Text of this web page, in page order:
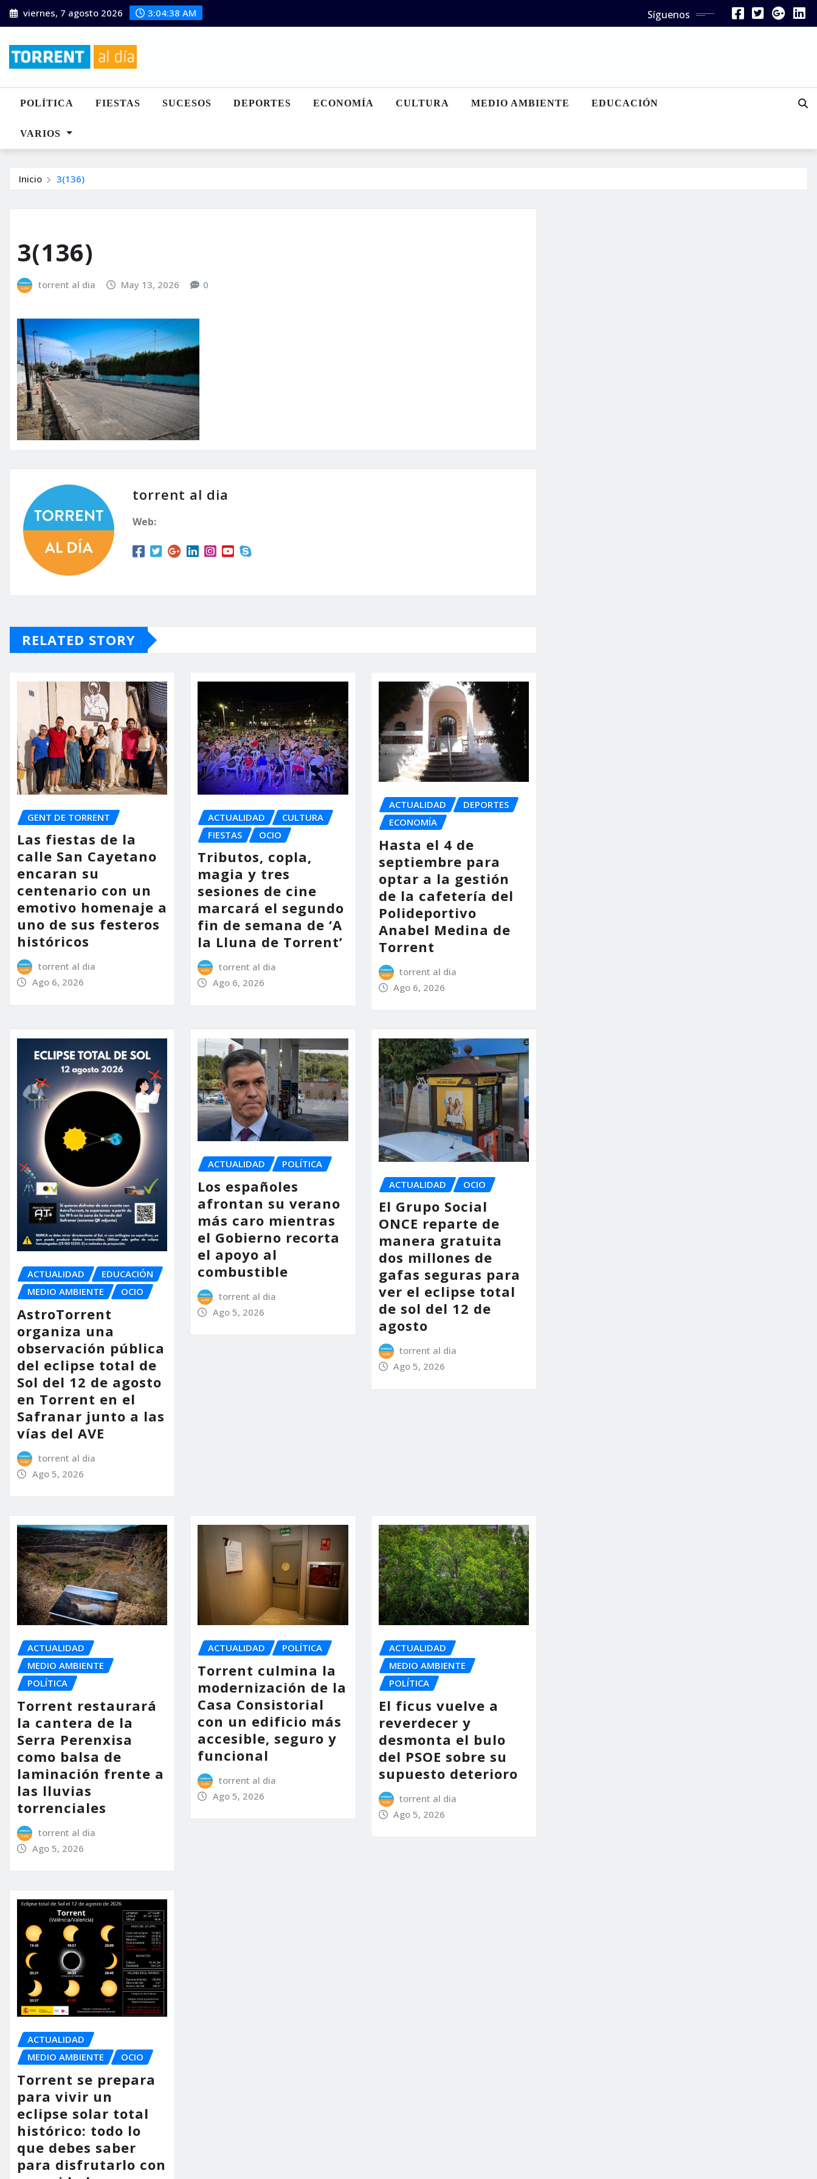
Saltar
al
viernes, 7 agosto 2026 3:04:39 AM Síguenos
POLÍTICA FIESTAS SUCESOS DEPORTES ECONOMÍA CULTURA MEDIO AMBIENTE EDUCACIÓN
VARIOS
Inicio 3(136)
3(136)
torrent al dia May 13, 2026 0
torrent al dia
Web:
RELATED STORY
GENT DE TORRENT
Las fiestas de la
calle San Cayetano
encaran su
centenario con un
emotivo homenaje a
uno de sus festeros
históricos
torrent al dia
Ago 6, 2026
ACTUALIDAD
CULTURA
FIESTAS
OCIO
Tributos, copla,
magia y tres
sesiones de cine
marcará el segundo
fin de semana de ‘A
la Lluna de Torrent’
torrent al dia
Ago 6, 2026
ACTUALIDAD
DEPORTES
ECONOMÍA
Hasta el 4 de
septiembre para
optar a la gestión
de la cafetería del
Polideportivo
Anabel Medina de
Torrent
torrent al dia
Ago 6, 2026
ACTUALIDAD
EDUCACIÓN
MEDIO AMBIENTE
OCIO
AstroTorrent
organiza una
observación pública
del eclipse total de
Sol del 12 de agosto
en Torrent en el
Safranar junto a las
vías del AVE
torrent al dia
Ago 5, 2026
ACTUALIDAD POLÍTICA
Los españoles
afrontan su verano
más caro mientras
el Gobierno recorta
el apoyo al
combustible
torrent al dia
Ago 5, 2026
ACTUALIDAD OCIO
El Grupo Social
ONCE reparte de
manera gratuita
dos millones de
gafas seguras para
ver el eclipse total
de sol del 12 de
agosto
torrent al dia
Ago 5, 2026
ACTUALIDAD
MEDIO AMBIENTE
POLÍTICA
Torrent restaurará
la cantera de la
Serra Perenxisa
como balsa de
laminación frente a
las lluvias
torrenciales
torrent al dia
Ago 5, 2026
ACTUALIDAD POLÍTICA
Torrent culmina la
modernización de la
Casa Consistorial
con un edificio más
accesible, seguro y
funcional
torrent al dia
Ago 5, 2026
ACTUALIDAD
MEDIO AMBIENTE
POLÍTICA
El ficus vuelve a
reverdecer y
desmonta el bulo
del PSOE sobre su
supuesto deterioro
torrent al dia
Ago 5, 2026
ACTUALIDAD
MEDIO AMBIENTE
OCIO
Torrent se prepara
para vivir un
eclipse solar total
histórico: todo lo
que debes saber
para disfrutarlo con